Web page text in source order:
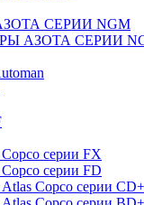
СЕРИИ NGM
АЗОТА СЕРИИ
серии FX
серии FD
Copco серии СD+